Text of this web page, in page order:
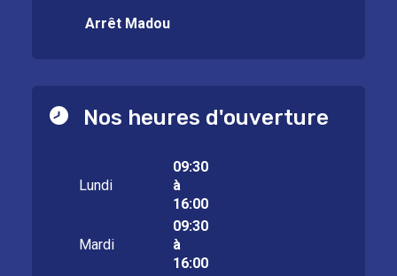
Arrêt Madou
Nos heures d'ouverture
Lundi
09:30
à
16:00
Mardi
09:30
à
16:00